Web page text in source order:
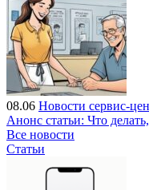
08.06 Новости сервис-
Анонс статьи: Что
Все новости
Статьи